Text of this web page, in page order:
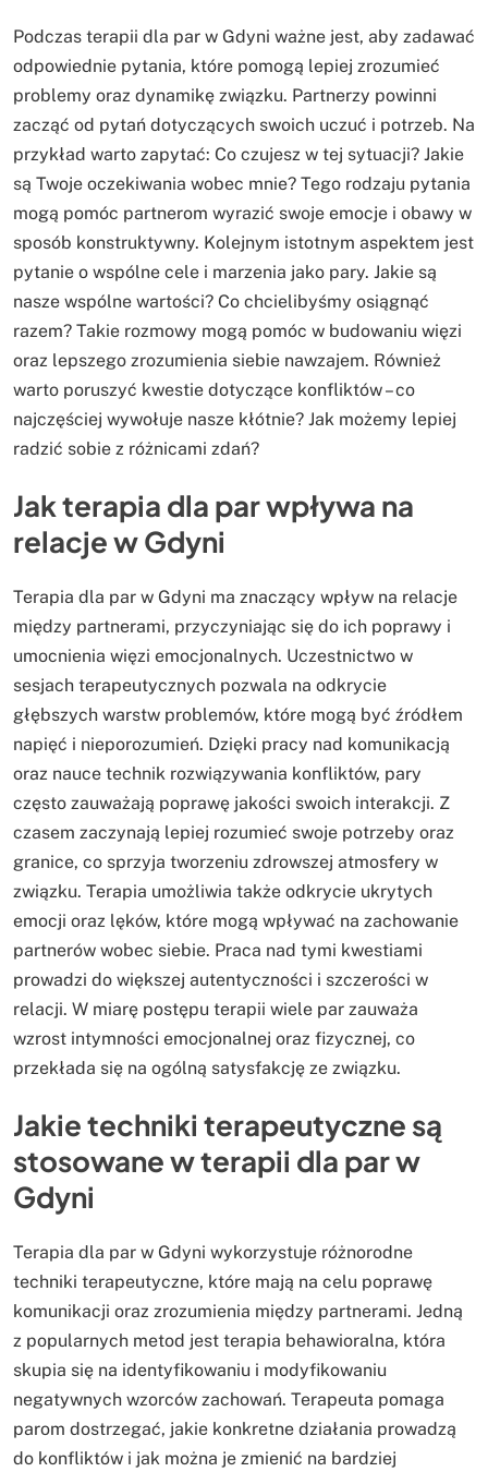
Podczas terapii dla par w Gdyni ważne jest, aby zadawać
odpowiednie pytania, które pomogą lepiej zrozumieć
problemy oraz dynamikę związku. Partnerzy powinni
zacząć od pytań dotyczących swoich uczuć i potrzeb. Na
przykład warto zapytać: Co czujesz w tej sytuacji? Jakie
są Twoje oczekiwania wobec mnie? Tego rodzaju pytania
mogą pomóc partnerom wyrazić swoje emocje i obawy w
sposób konstruktywny. Kolejnym istotnym aspektem jest
pytanie o wspólne cele i marzenia jako pary. Jakie są
nasze wspólne wartości? Co chcielibyśmy osiągnąć
razem? Takie rozmowy mogą pomóc w budowaniu więzi
oraz lepszego zrozumienia siebie nawzajem. Również
warto poruszyć kwestie dotyczące konfliktów – co
najczęściej wywołuje nasze kłótnie? Jak możemy lepiej
radzić sobie z różnicami zdań?
Jak terapia dla par wpływa na
relacje w Gdyni
Terapia dla par w Gdyni ma znaczący wpływ na relacje
między partnerami, przyczyniając się do ich poprawy i
umocnienia więzi emocjonalnych. Uczestnictwo w
sesjach terapeutycznych pozwala na odkrycie
głębszych warstw problemów, które mogą być źródłem
napięć i nieporozumień. Dzięki pracy nad komunikacją
oraz nauce technik rozwiązywania konfliktów, pary
często zauważają poprawę jakości swoich interakcji. Z
czasem zaczynają lepiej rozumieć swoje potrzeby oraz
granice, co sprzyja tworzeniu zdrowszej atmosfery w
związku. Terapia umożliwia także odkrycie ukrytych
emocji oraz lęków, które mogą wpływać na zachowanie
partnerów wobec siebie. Praca nad tymi kwestiami
prowadzi do większej autentyczności i szczerości w
relacji. W miarę postępu terapii wiele par zauważa
wzrost intymności emocjonalnej oraz fizycznej, co
przekłada się na ogólną satysfakcję ze związku.
Jakie techniki terapeutyczne są
stosowane w terapii dla par w
Gdyni
Terapia dla par w Gdyni wykorzystuje różnorodne
techniki terapeutyczne, które mają na celu poprawę
komunikacji oraz zrozumienia między partnerami. Jedną
z popularnych metod jest terapia behawioralna, która
skupia się na identyfikowaniu i modyfikowaniu
negatywnych wzorców zachowań. Terapeuta pomaga
parom dostrzegać, jakie konkretne działania prowadzą
do konfliktów i jak można je zmienić na bardziej